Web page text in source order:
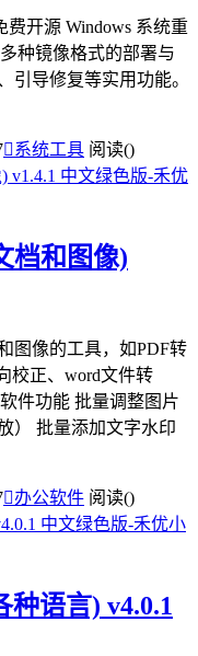
费开源 Windows 系统重
种镜像格式的部署与
引导修复等实用功能。
系统工具 阅读()
档和图像)
图像的工具，如PDF转
校正、word文件转
件功能 批量调整图片
） 批量添加文字水印
办公软件 阅读()
语言) v4.0.1